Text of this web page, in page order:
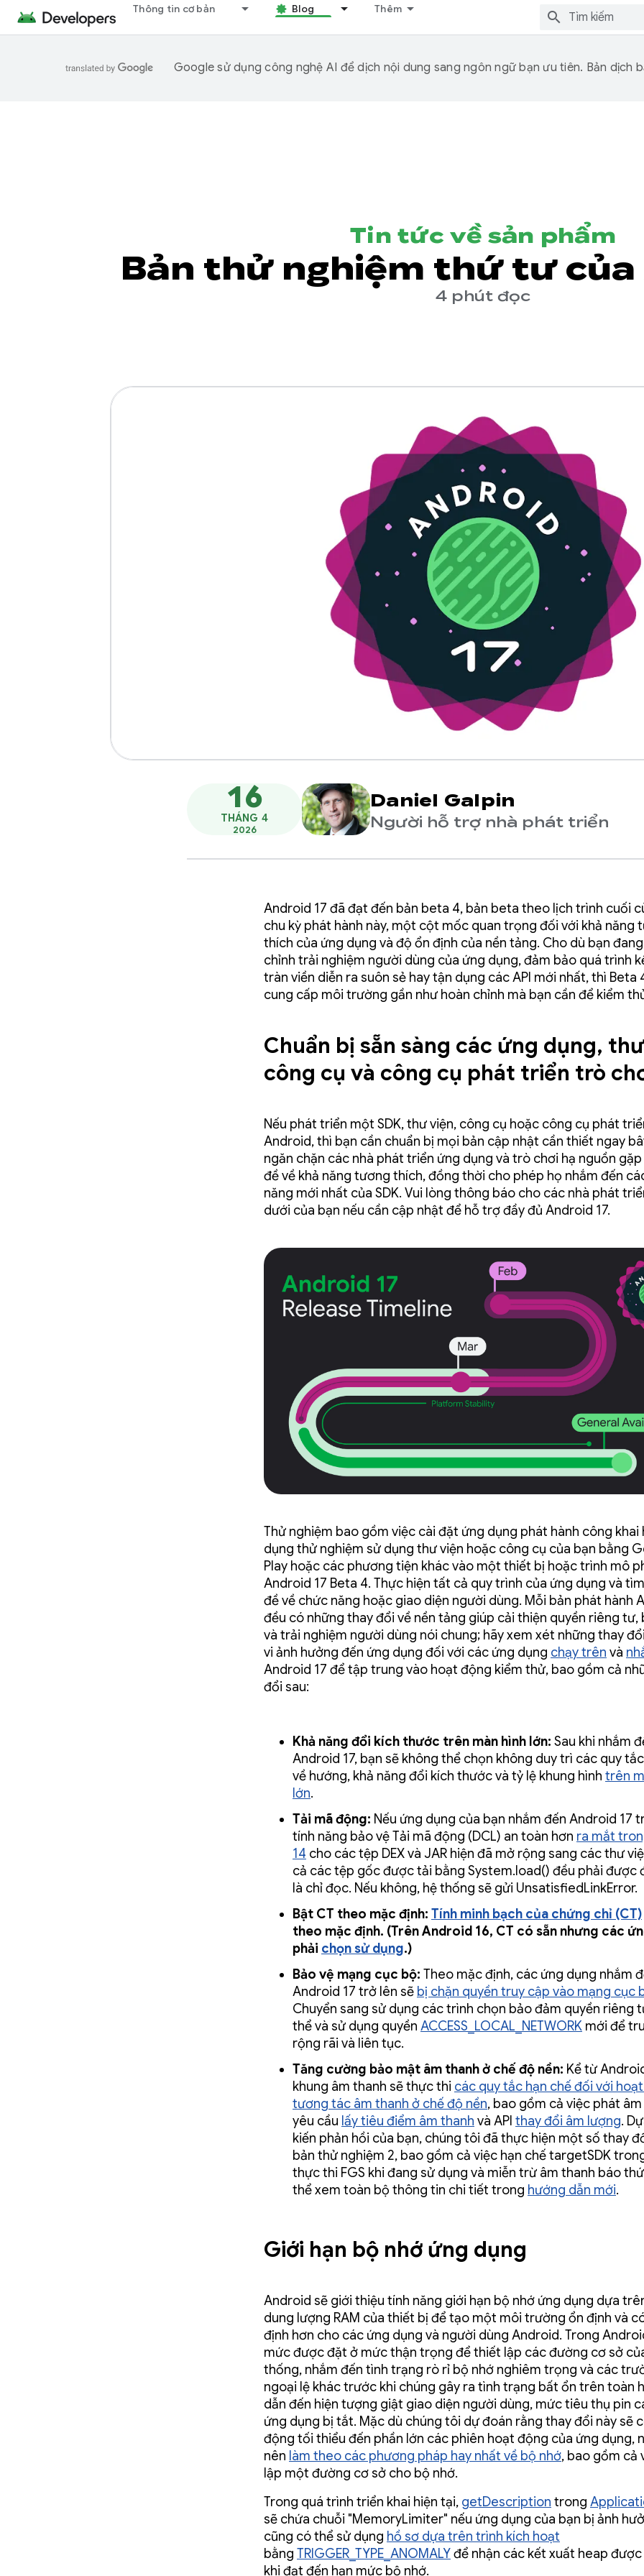
Thông tin cơ bản Blog Thêm
Google sử dụng công nghệ AI để dịch nội dung sang ngôn ngữ bạn ưu tiên. Bản dịch
Tin tức về sản phẩm
Bản thử nghiệm thứ tư của
4 phút đọc
16
THÁNG 4
2026
Daniel Galpin
Người hỗ trợ nhà phát triển
Android 17 đã đạt đến bản beta 4, bản beta theo lịch trình cuối
chu kỳ phát hành này, một cột mốc quan trọng đối với khả năng
thích của ứng dụng và độ ổn định của nền tảng. Cho dù bạn
chỉnh trải nghiệm người dùng của ứng dụng, đảm bảo quá trình
tràn viền diễn ra suôn sẻ hay tận dụng các API mới nhất, thì Beta
cung cấp môi trường gần như hoàn chỉnh mà bạn cần để kiểm
Chuẩn bị sẵn sàng các ứng dụng,
công cụ và công cụ phát triển trò
Nếu phát triển một SDK, thư viện, công cụ hoặc công cụ phát
Android, thì bạn cần chuẩn bị mọi bản cập nhật cần thiết ngay
ngăn chặn các nhà phát triển ứng dụng và trò chơi hạ nguồn gặp
đề về khả năng tương thích, đồng thời cho phép họ nhắm đến
năng mới nhất của SDK. Vui lòng thông báo cho các nhà phát
dưới của bạn nếu cần cập nhật để hỗ trợ đầy đủ Android 17.
Thử nghiệm bao gồm việc cài đặt ứng dụng phát hành công khai
dụng thử nghiệm sử dụng thư viện hoặc công cụ của bạn bằng
Play hoặc các phương tiện khác vào một thiết bị hoặc trình mô
Android 17 Beta 4. Thực hiện tất cả quy trình của ứng dụng và
đề về chức năng hoặc giao diện người dùng. Mỗi bản phát hành
đều có những thay đổi về nền tảng giúp cải thiện quyền riêng tư,
và trải nghiệm người dùng nói chung; hãy xem xét những thay
vi ảnh hưởng đến ứng dụng đối với các ứng dụng chạy trên và
Android 17 để tập trung vào hoạt động kiểm thử, bao gồm cả
đổi sau:
Khả năng đổi kích thước trên màn hình lớn: Sau khi nhắm
Android 17, bạn sẽ không thể chọn không duy trì các quy
về hướng, khả năng đổi kích thước và tỷ lệ khung hình trên
lớn.
Tải mã động: Nếu ứng dụng của bạn nhắm đến Android 17
tính năng bảo vệ Tải mã động (DCL) an toàn hơn ra mắt
14 cho các tệp DEX và JAR hiện đã mở rộng sang các thư
cả các tệp gốc được tải bằng System.load() đều phải được
là chỉ đọc. Nếu không, hệ thống sẽ gửi UnsatisfiedLinkError.
Bật CT theo mặc định: Tính minh bạch của chứng chỉ (CT)
theo mặc định. (Trên Android 16, CT có sẵn nhưng các
phải chọn sử dụng.)
Bảo vệ mạng cục bộ: Theo mặc định, các ứng dụng nhắm
Android 17 trở lên sẽ bị chặn quyền truy cập vào mạng cục
Chuyển sang sử dụng các trình chọn bảo đảm quyền riêng
thể và sử dụng quyền ACCESS_LOCAL_NETWORK mới để
rộng rãi và liên tục.
Tăng cường bảo mật âm thanh ở chế độ nền: Kể từ
khung âm thanh sẽ thực thi các quy tắc hạn chế đối với
tương tác âm thanh ở chế độ nền, bao gồm cả việc phát
yêu cầu lấy tiêu điểm âm thanh và API thay đổi âm lượng.
kiến phản hồi của bạn, chúng tôi đã thực hiện một số thay
bản thử nghiệm 2, bao gồm cả việc hạn chế targetSDK
thực thi FGS khi đang sử dụng và miễn trừ âm thanh báo
thể xem toàn bộ thông tin chi tiết trong hướng dẫn mới.
Giới hạn bộ nhớ ứng dụng
Android sẽ giới thiệu tính năng giới hạn bộ nhớ ứng dụng dựa
dung lượng RAM của thiết bị để tạo một môi trường ổn định và
định hơn cho các ứng dụng và người dùng Android. Trong
mức được đặt ở mức thận trọng để thiết lập các đường cơ sở
thống, nhắm đến tình trạng rò rỉ bộ nhớ nghiêm trọng và các
ngoại lệ khác trước khi chúng gây ra tình trạng bất ổn trên toàn
dẫn đến hiện tượng giật giao diện người dùng, mức tiêu thụ pin
ứng dụng bị tắt. Mặc dù chúng tôi dự đoán rằng thay đổi này sẽ
động tối thiểu đến phần lớn các phiên hoạt động của ứng dụng,
nên làm theo các phương pháp hay nhất về bộ nhớ, bao gồm cả
lập một đường cơ sở cho bộ nhớ.
Trong quá trình triển khai hiện tại, getDescription trong
sẽ chứa chuỗi "MemoryLimiter" nếu ứng dụng của bạn bị ảnh
cũng có thể sử dụng hồ sơ dựa trên trình kích hoạt
bằng TRIGGER_TYPE_ANOMALYđể nhận các kết xuất heap
khi đạt đến hạn mức bộ nhớ.